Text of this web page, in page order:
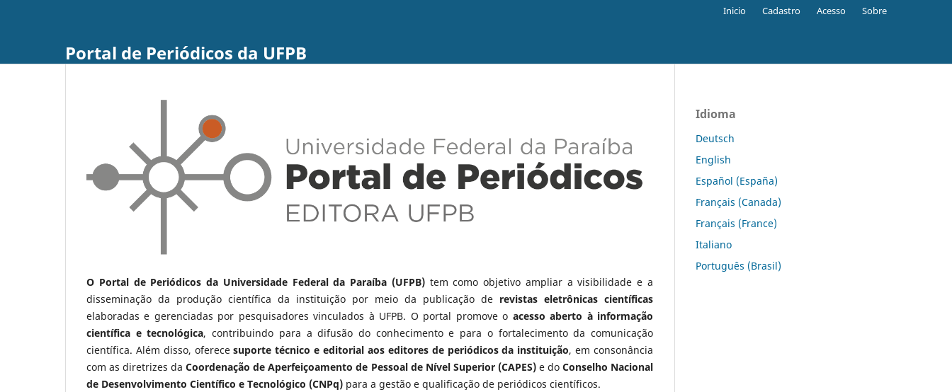
Portal de Periódicos da UFPB
Inicio Cadastro Acesso Sobre
O Portal de Periódicos da Universidade Federal da Paraíba (UFPB)tem como objetivo ampliar a visibilidade e a
disseminação da produção científica da instituição por meio da publicação de revistas eletrônicas científicas
elaboradas e gerenciadas por pesquisadores vinculados à UFPB. O portal promove o acesso aberto à informação
científica e tecnológica, contribuindo para a difusão do conhecimento e para o fortalecimento da comunicação
científica. Além disso, oferecesuporte técnico e editorial aos editores de periódicos da instituição, em consonância
com as diretrizes daCoordenação de Aperfeiçoamento de Pessoal de Nível Superior (CAPES)e do Conselho Nacional
de Desenvolvimento Científico e Tecnológico (CNPq) para a gestão e qualificação de periódicos científicos.
Idioma
Deutsch
English
Español (España)
Français (Canada)
Français (France)
Italiano
Português (Brasil)